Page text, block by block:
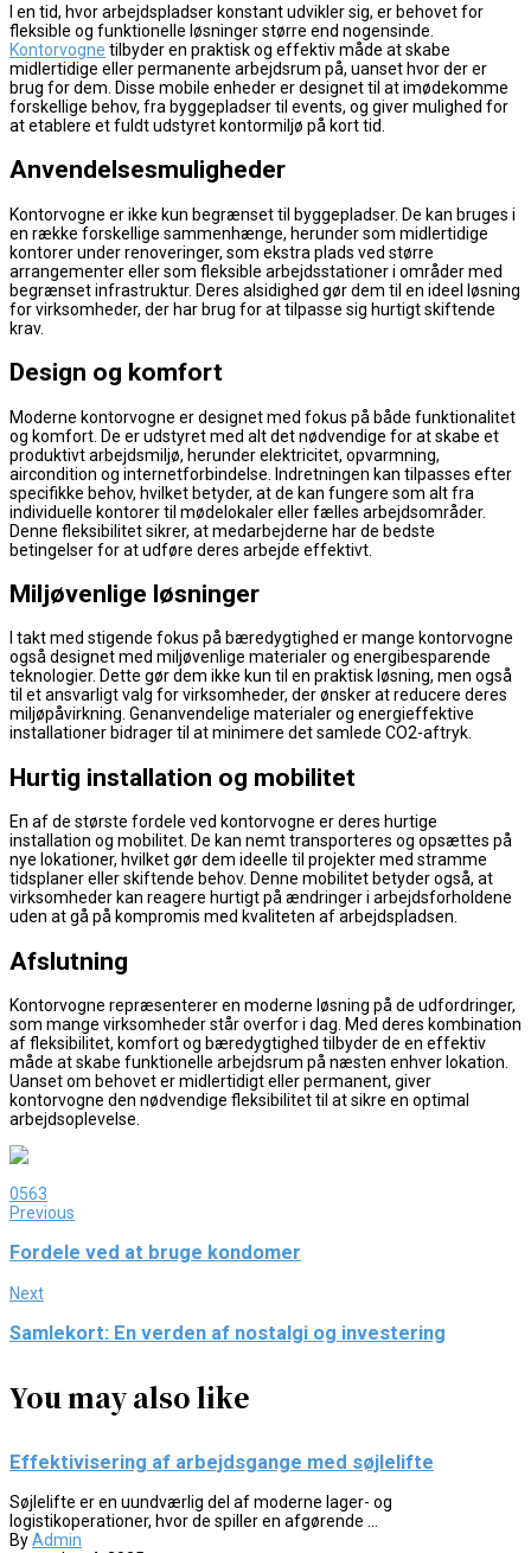
I en tid, hvor arbejdspladser konstant udvikler sig, er behovet for
fleksible og funktionelle løsninger større end nogensinde.
Kontorvogne tilbyder en praktisk og effektiv måde at skabe
midlertidige eller permanente arbejdsrum på, uanset hvor der er
brug for dem. Disse mobile enheder er designet til at imødekomme
forskellige behov, fra byggepladser til events, og giver mulighed for
at etablere et fuldt udstyret kontormiljø på kort tid.
Anvendelsesmuligheder
Kontorvogne er ikke kun begrænset til byggepladser. De kan bruges i
en række forskellige sammenhænge, herunder som midlertidige
kontorer under renoveringer, som ekstra plads ved større
arrangementer eller som fleksible arbejdsstationer i områder med
begrænset infrastruktur. Deres alsidighed gør dem til en ideel løsning
for virksomheder, der har brug for at tilpasse sig hurtigt skiftende
krav.
Design og komfort
Moderne kontorvogne er designet med fokus på både funktionalitet
og komfort. De er udstyret med alt det nødvendige for at skabe et
produktivt arbejdsmiljø, herunder elektricitet, opvarmning,
aircondition og internetforbindelse. Indretningen kan tilpasses efter
specifikke behov, hvilket betyder, at de kan fungere som alt fra
individuelle kontorer til mødelokaler eller fælles arbejdsområder.
Denne fleksibilitet sikrer, at medarbejderne har de bedste
betingelser for at udføre deres arbejde effektivt.
Miljøvenlige løsninger
I takt med stigende fokus på bæredygtighed er mange kontorvogne
også designet med miljøvenlige materialer og energibesparende
teknologier. Dette gør dem ikke kun til en praktisk løsning, men også
til et ansvarligt valg for virksomheder, der ønsker at reducere deres
miljøpåvirkning. Genanvendelige materialer og energieffektive
installationer bidrager til at minimere det samlede CO2-aftryk.
Hurtig installation og mobilitet
En af de største fordele ved kontorvogne er deres hurtige
installation og mobilitet. De kan nemt transporteres og opsættes på
nye lokationer, hvilket gør dem ideelle til projekter med stramme
tidsplaner eller skiftende behov. Denne mobilitet betyder også, at
virksomheder kan reagere hurtigt på ændringer i arbejdsforholdene
uden at gå på kompromis med kvaliteten af arbejdspladsen.
Afslutning
Kontorvogne repræsenterer en moderne løsning på de udfordringer,
som mange virksomheder står overfor i dag. Med deres kombination
af fleksibilitet, komfort og bæredygtighed tilbyder de en effektiv
måde at skabe funktionelle arbejdsrum på næsten enhver lokation.
Uanset om behovet er midlertidigt eller permanent, giver
kontorvogne den nødvendige fleksibilitet til at sikre en optimal
arbejdsoplevelse.
0563
Previous
Fordele ved at bruge kondomer
Next
Samlekort: En verden af nostalgi og investering
You may also like
Effektivisering af arbejdsgange med søjlelifte
Søjlelifte er en uundværlig del af moderne lager- og
logistikoperationer, hvor de spiller en afgørende ...
ByAdmin